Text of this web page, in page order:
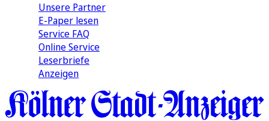
Unsere Partner
E-Paper lesen
Service FAQ
Online Service
Leserbriefe
Anzeigen